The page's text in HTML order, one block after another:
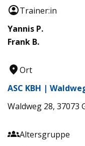
Trainer:in
Yannis P.
Frank B.
Ort
ASC KBH |
Waldweg 28, 37073
Altersgruppe